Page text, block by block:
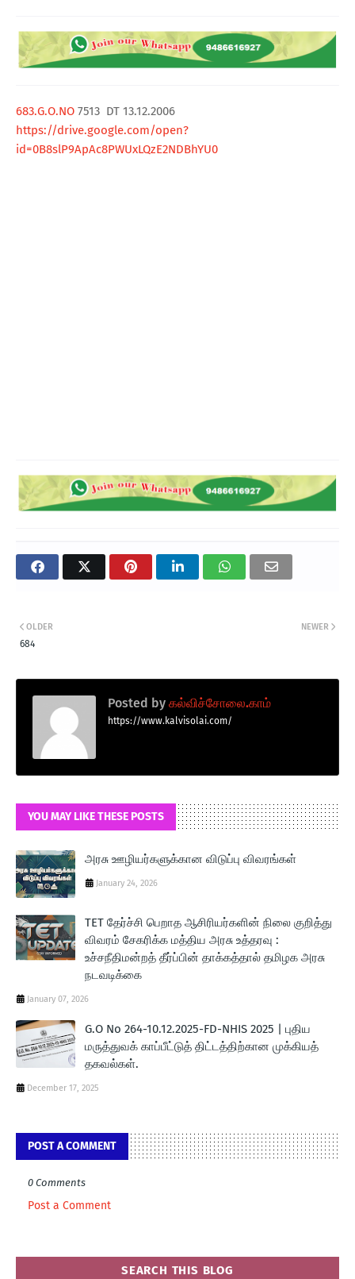
S
683.G.O.NO 7513 DT 13.12.2006
https://drive.google.com/open?
id=0B8slP9ApAc8PWUxLQzE2NDBhYU0
NEWER
OLDER
684
Posted by கல்விச்சோலை.காம்
https://www.kalvisolai.com/
YOU MAY LIKE THESE POSTS
அரசு ஊழியர்களுக்கான விடுப்பு விவரங்கள்
January 24, 2026
TET தேர்ச்சி பெறாத ஆசிரியர்களின் நிலை குறித்து
விவரம் சேகரிக்க மத்திய அரசு உத்தரவு :
உச்சநீதிமன்றத் தீர்ப்பின் தாக்கத்தால் தமிழக அரசு
நடவடிக்கை
January 07, 2026
G.O No 264-10.12.2025-FD-NHIS 2025 | புதிய
மருத்துவக் காப்பீட்டுத் திட்டத்திற்கான முக்கியத்
தகவல்கள்.
December 17, 2025
POST A COMMENT
0 Comments
Post a Comment
SEARCH THIS BLOG